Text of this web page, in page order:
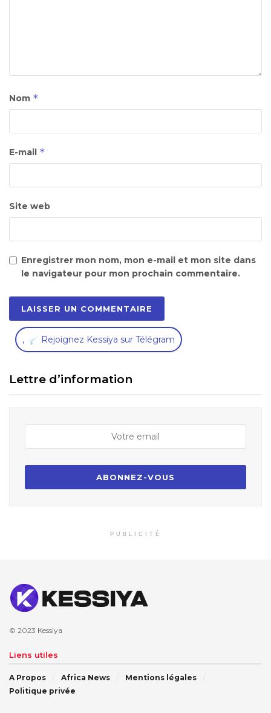
Nom *
E-mail *
Site web
Enregistrer mon nom, mon e-mail et mon site dans
le navigateur pour mon prochain commentaire.
, Rejoignez Kessiya sur Télégram
Lettre d’information
PUBLICITÉ
© 2023 Kessiya
Liens utiles
A Propos Africa News
Mentions légales
Politique privée